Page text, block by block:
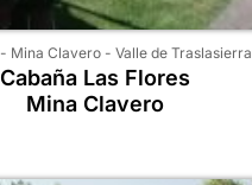
- Mina Clavero - Valle de Traslasierra
Cabaña Las Flores
Mina Clavero